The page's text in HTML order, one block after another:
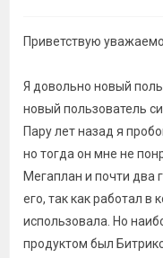
Приветствую
Я довольно новый
новый пользователь
Пару лет назад я
но тогда он мне не
Мегаплан и почти два
его, так как работал в
использовала. Но
продуктом был